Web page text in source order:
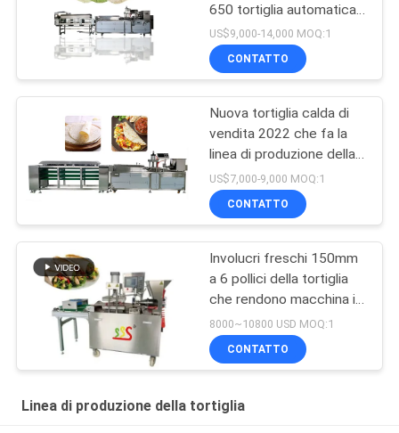
650 tortiglia automatica
che fa macchina
US$9,000-14,000 MOQ:1
CONTATTO
Nuova tortiglia calda di
vendita 2022 che fa la
linea di produzione della
tortiglia della macchina
BP-550
US$7,000-9,000 MOQ:1
CONTATTO
Involucri freschi 150mm
a 6 pollici della tortiglia
che rendono macchina in
pieno automatica
8000~10800 USD MOQ:1
CONTATTO
Linea di produzione della tortiglia